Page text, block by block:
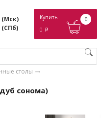
(Мск)
(СПб)
Купить
0 p
0
столы
сонома)